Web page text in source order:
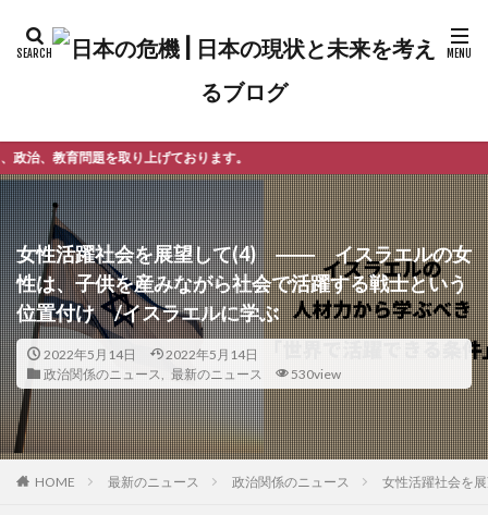
ております。
女性活躍社会を展望して(4) ―― イスラエルの女
性は、子供を産みながら社会で活躍する戦士という
位置付け /イスラエルに学ぶ
2022年5月14日
2022年5月14日
政治関係のニュース
最新のニュース 530view
HOME 最新のニュース 政治関係のニュース 女性活躍社会を